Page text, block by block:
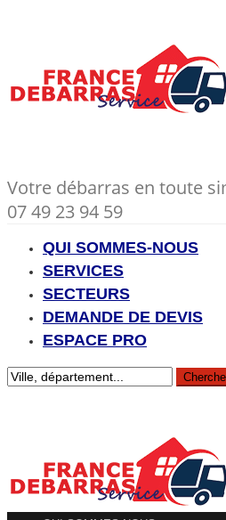
Votre débarras en toute
07 49 23 94 59
QUI SOMMES-NOUS
SERVICES
SECTEURS
DEMANDE DE DEVIS
ESPACE PRO